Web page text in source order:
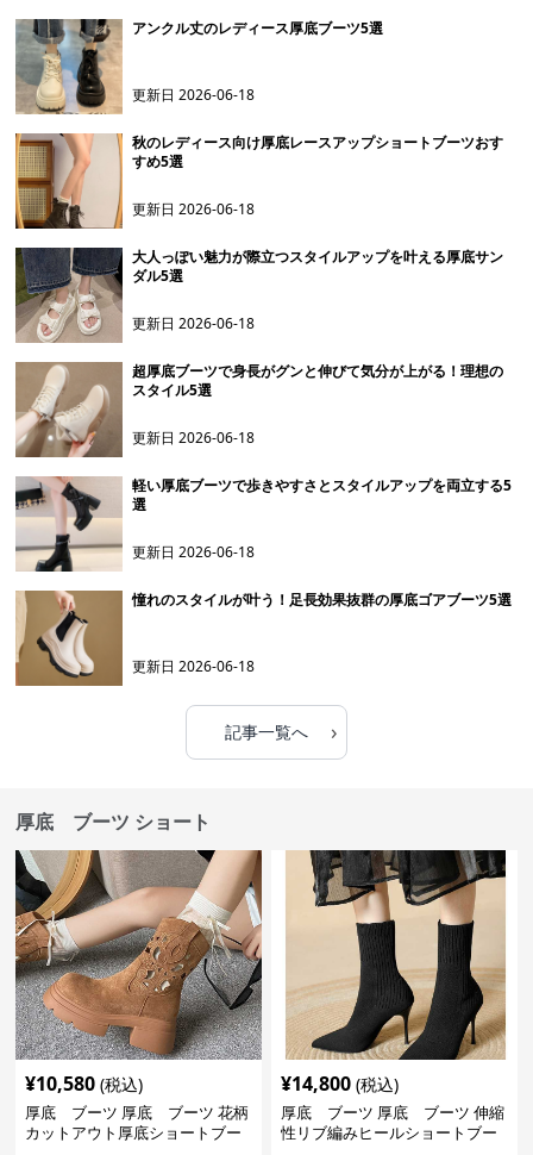
アンクル丈のレディース厚底ブーツ5選
更新日2026-06-18
秋のレディース向け厚底レースアップショートブーツおす
すめ5選
更新日2026-06-18
大人っぽい魅力が際立つスタイルアップを叶える厚底サン
ダル5選
更新日2026-06-18
超厚底ブーツで身長がグンと伸びて気分が上がる！理想の
スタイル5選
更新日2026-06-18
軽い厚底ブーツで歩きやすさとスタイルアップを両立する5
選
更新日2026-06-18
憧れのスタイルが叶う！足長効果抜群の厚底ゴアブーツ5選
更新日2026-06-18
記事一覧へ ›
厚底 ブーツ ショート
¥10,580 (税込)
厚底 ブーツ 厚底 ブーツ 花柄
カットアウト厚底ショートブー
¥14,800 (税込)
厚底 ブーツ 厚底 ブーツ 伸縮
性リブ編みヒールショートブー